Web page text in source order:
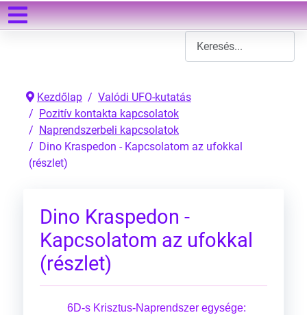
Kezdőlap
Valódi UFO-kutatás
Pozitív kontakta kapcsolatok
Naprendszerbeli kapcsolatok
Dino Kraspedon - Kapcsolatom az ufokkal
(részlet)
Dino Kraspedon -
Kapcsolatom az ufokkal
(részlet)
6D-s Krisztus-Naprendszer egysége: